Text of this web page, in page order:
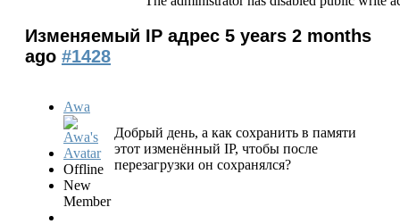
Изменяемый IP адрес 5 years 2 months
ago #1428
Awa
Offline
New
Member
Добрый день, а как сохранить в памяти
этот изменённый IP, чтобы после
перезагрузки он сохранялся?